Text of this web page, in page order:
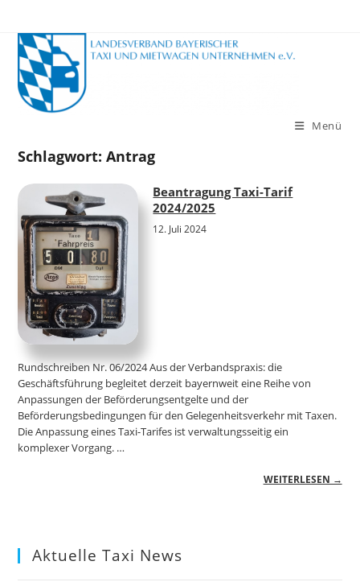
Inhalt
springen
Menü
Schlagwort:Antrag
Beantragung Taxi-Tarif
2024/2025
12. Juli 2024
Rundschreiben Nr. 06/2024 Aus der Verbandspraxis: die
Geschäftsführung begleitet derzeit bayernweit eine Reihe von
Anpassungen der Beförderungsentgelte und der
Beförderungsbedingungen für den Gelegenheitsverkehr mit Taxen.
Die Anpassung eines Taxi-Tarifes ist verwaltungsseitig ein
komplexer Vorgang. …
WEITERLESEN →
Aktuelle Taxi News